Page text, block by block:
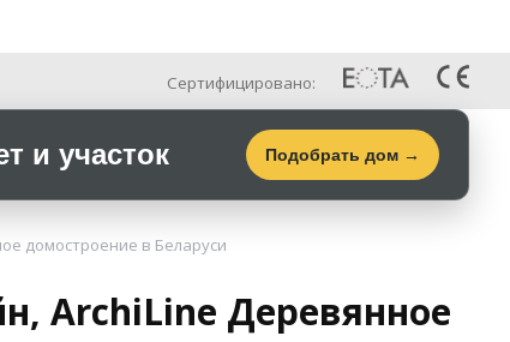
Сертифицировано:
и участок Подобрать дом →
домостроение в Беларуси
ArchiLine Деревянное